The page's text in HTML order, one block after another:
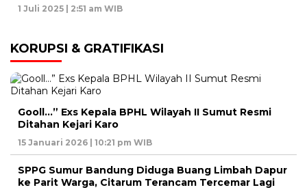
1 Juli 2025 | 2:51 am WIB
KORUPSI & GRATIFIKASI
Gooll…” Exs Kepala BPHL Wilayah II Sumut Resmi
Ditahan Kejari Karo
15 Januari 2026 | 10:21 pm WIB
SPPG Sumur Bandung Diduga Buang Limbah Dapur
ke Parit Warga, Citarum Terancam Tercemar Lagi